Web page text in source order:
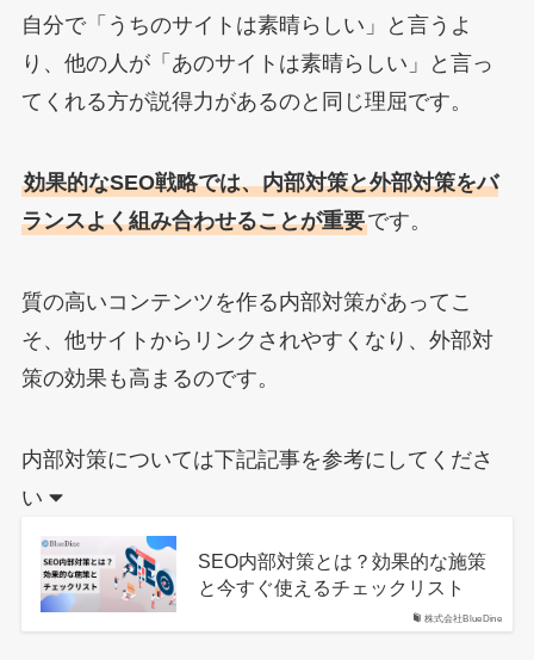
自分で「うちのサイトは素晴らしい」と言うよ
り、他の人が「あのサイトは素晴らしい」と言っ
てくれる方が説得力があるのと同じ理屈です。
効果的なSEO戦略では、内部対策と外部対策をバ
ランスよく組み合わせることが重要です。
質の高いコンテンツを作る内部対策があってこ
そ、他サイトからリンクされやすくなり、外部対
策の効果も高まるのです。
内部対策については下記記事を参考にしてくださ
い
株式会社BlueDine
SEO内部対策とは？効果的な施策
と今すぐ使えるチェックリスト